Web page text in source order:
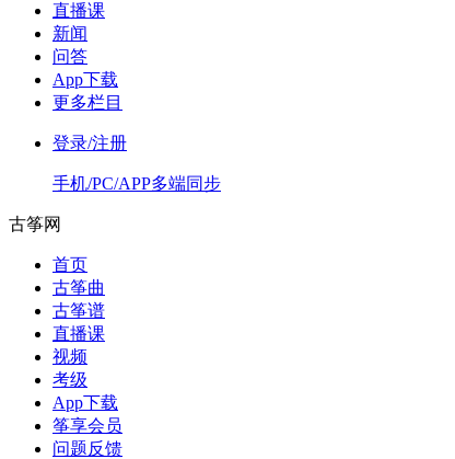
直播课
新闻
问答
App下载
更多栏目
登录/注册
手机/PC/APP多端同步
古筝网
首页
古筝曲
古筝谱
直播课
视频
考级
App下载
筝享会员
问题反馈